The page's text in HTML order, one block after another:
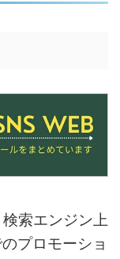
索エンジン上
プロモーショ